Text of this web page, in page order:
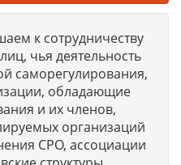
к сотрудничеству
чья деятельность
саморегулирования,
обладающие
и их членов,
организаций
СРО, ассоциации